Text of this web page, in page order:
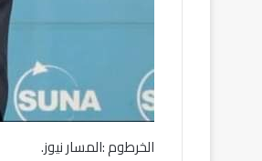
الخرطوم :المسار نيوز.